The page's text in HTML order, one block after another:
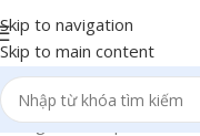
Skip to navigation
Skip to main content
Trang chủ/Sản phẩm/